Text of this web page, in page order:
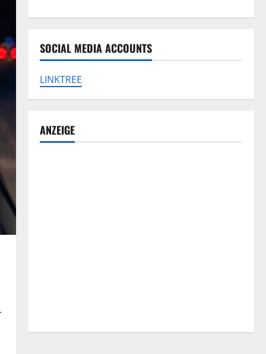
SOCIAL MEDIA ACCOUNTS
LINKTREE
ANZEIGE